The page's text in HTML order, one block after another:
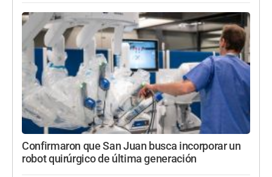
Confirmaron que San Juan busca incorporar un
robot quirúrgico de última generación